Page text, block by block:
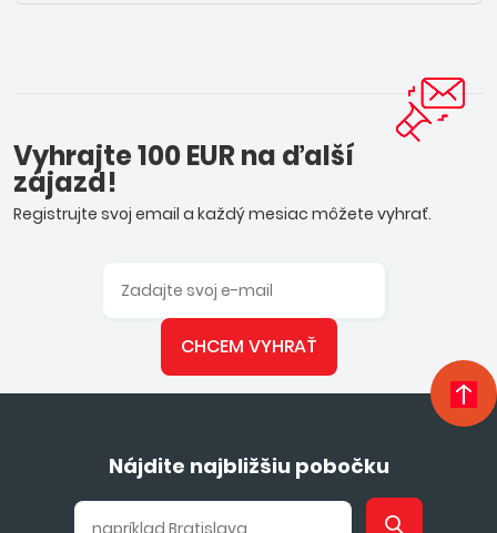
Vyhrajte 100 EUR na ďalší
zájazd!
Registrujte svoj email a každý mesiac môžete vyhrať.
CHCEM VYHRAŤ
Nájdite najbližšiu pobočku